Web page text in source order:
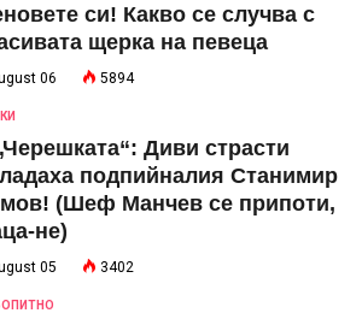
си! Какво се случва с
щерка на певеца
06 5894
Диви страсти
подпийналия Станимир
(Шеф Манчев се припоти,
не)
05 3402